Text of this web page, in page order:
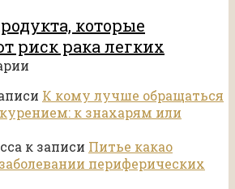
которые
риск рака легких
К кому лучше обращаться
к знахарям или
к записи Питье какао
периферических